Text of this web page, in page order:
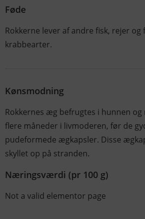
Føde
Rokkerne lever af andre fisk, rejer og
krabbearter.
Kønsmodning
Rokkernes æg befrugtes i hunnen og
flere måneder i livmoderen, før de
pudeformede ægkapsler. Disse
skyllet op på stranden.
Næringsværdi (pr 100 g)
Not a valid elementor page